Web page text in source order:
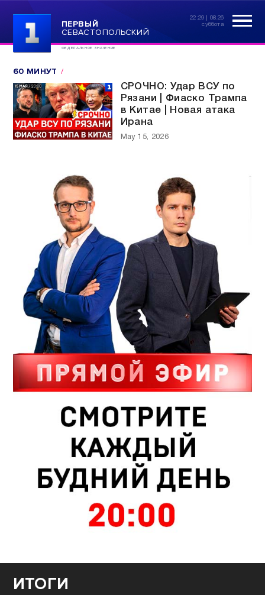
ПЕРВЫЙ
СЕВАСТОПОЛЬСКИЙ
ФЕДЕРАЛЬНОЕ ЗНАЧЕНИЕ
22:29 | 08.26
суббота
60 МИНУТ
СРОЧНО: Удар ВСУ по
Рязани | Фиаско Трампа
в Китае | Новая атака
Ирана
May 15, 2026
ИТОГИ